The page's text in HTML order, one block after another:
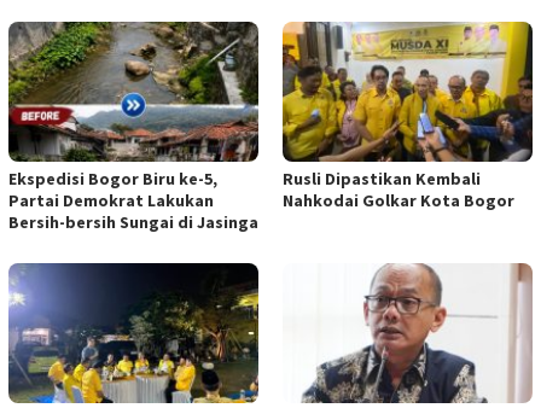
Ekspedisi Bogor Biru ke-5,
Partai Demokrat Lakukan
Bersih-bersih Sungai di Jasinga
Rusli Dipastikan Kembali
Nahkodai Golkar Kota Bogor